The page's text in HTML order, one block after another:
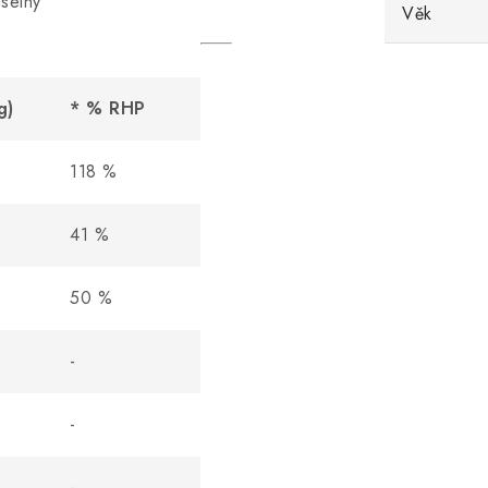
* % RHP
118 %
41 %
50 %
-
-
Věk